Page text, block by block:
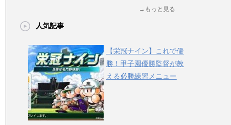
→もっと見る
人気記事
【栄冠ナイン】これで優
勝！甲子園優勝監督が教
える必勝練習メニュー